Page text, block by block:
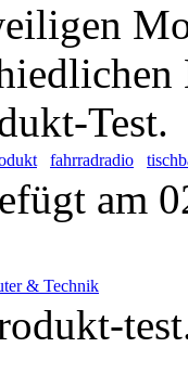
Test.
fahrradradio
am
& Technik